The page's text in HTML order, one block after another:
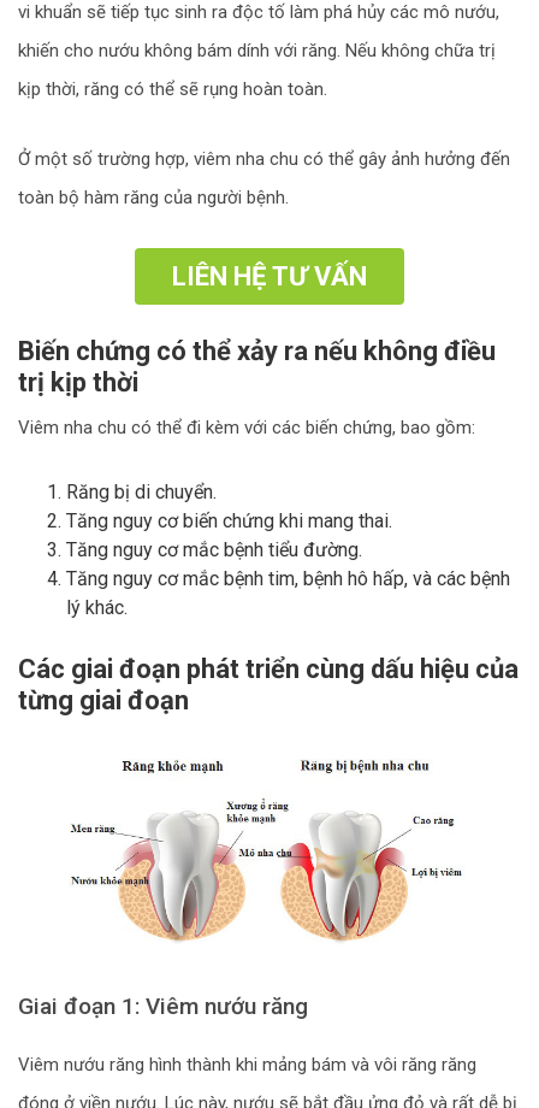
vi khuẩn sẽ tiếp tục sinh ra độc tố làm phá hủy các mô nướu,
khiến cho nướu không bám dính với răng. Nếu không chữa trị
kịp thời, răng có thể sẽ rụng hoàn toàn.
Ở một số trường hợp, viêm nha chu có thể gây ảnh hưởng đến
toàn bộ hàm răng của người bệnh.
LIÊN HỆ TƯ VẤN
Biến chứng có thể xảy ra nếu không điều
trị kịp thời
Viêm nha chu có thể đi kèm với các biến chứng, bao gồm:
Răng bị di chuyển.
Tăng nguy cơ biến chứng khi mang thai.
Tăng nguy cơ mắc bệnh tiểu đường.
Tăng nguy cơ mắc bệnh tim, bệnh hô hấp, và các bệnh
lý khác.
Các giai đoạn phát triển cùng dấu hiệu của
từng giai đoạn
Giai đoạn 1: Viêm nướu răng
Viêm nướu răng hình thành khi mảng bám và vôi răng răng
đóng ở viền nướu. Lúc này, nướu sẽ bắt đầu ửng đỏ và rất dễ bị